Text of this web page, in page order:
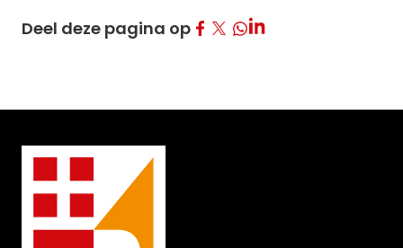
Deel deze pagina opDeel op Facebook
Deel op Twitter
Deel op Whatsapp
Deel op LinkedIn